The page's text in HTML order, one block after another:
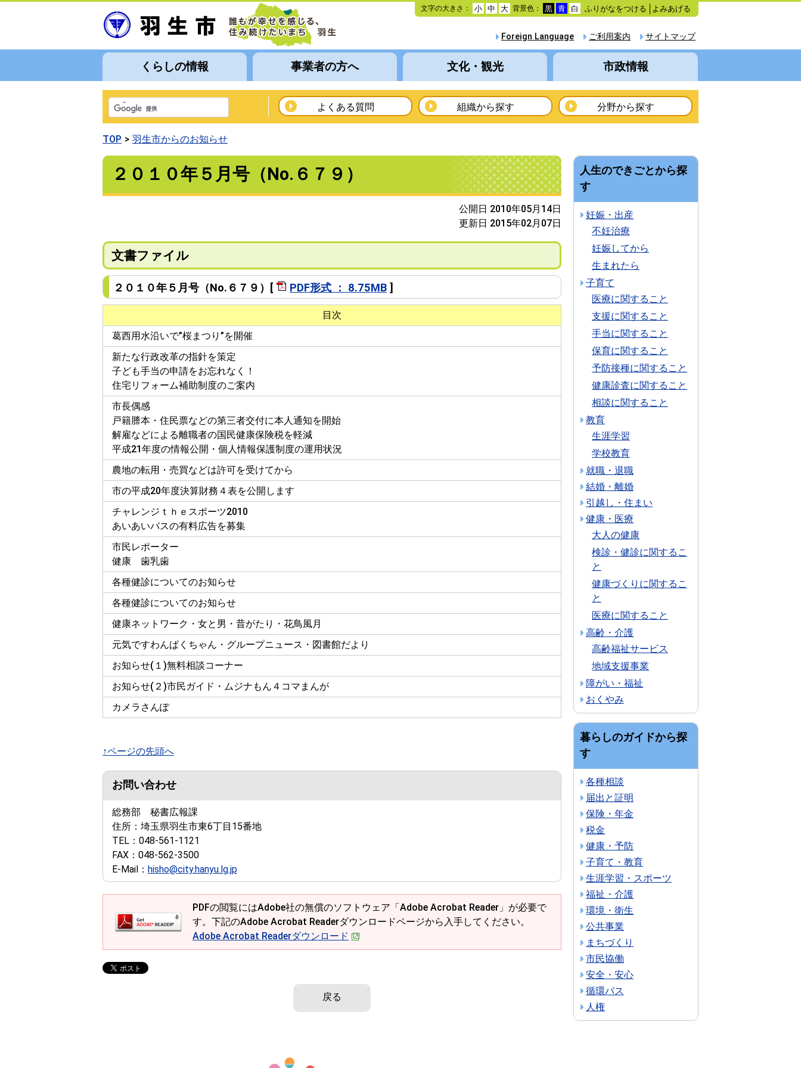
本
文
動
文字の大きさ： 小 中 大 背景色： 黒 青 白 ふりがなをつける よみあげる
サイトマップ
ご利用案内
Foreign Language
くらしの情報 事業者の方へ 文化・観光 市政情報
よくある質問 組織から探す 分野から探す
TOP 羽生市からのお知らせ
２０１０年５月号（No.６７９）
公開日 2010年05月14日
更新日 2015年02月07日
文書ファイル
２０１０年５月号（No.６７９）[ PDF形式 ： 8.75MB ]
目次
葛西用水沿いで”桜まつり”を開催
新たな行政改革の指針を策定
子ども手当の申請をお忘れなく！
住宅リフォーム補助制度のご案内
市長偶感
戸籍謄本・住民票などの第三者交付に本人通知を開始
解雇などによる離職者の国民健康保険税を軽減
平成21年度の情報公開・個人情報保護制度の運用状況
農地の転用・売買などは許可を受けてから
市の平成20年度決算財務４表を公開します
チャレンジｔｈｅスポーツ2010
あいあいバスの有料広告を募集
市民レポーター
健康 歯乳歯
各種健診についてのお知らせ
各種健診についてのお知らせ
健康ネットワーク・女と男・昔がたり・花鳥風月
元気ですわんぱくちゃん・グループニュース・図書館だより
お知らせ(１)無料相談コーナー
お知らせ(２)市民ガイド・ムジナもん４コマまんが
カメラさんぽ
↑ページの先頭へ
お問い合わせ
総務部 秘書広報課
住所： 埼玉県羽生市東6丁目15番地
TEL： 048-561-1121
FAX： 048-562-3500
E-Mail： hisho@city.hanyu.lg.jp
PDFの閲覧にはAdobe社の無償のソフトウェア「Adobe Acrobat Reader」が必要で
す。下記のAdobe Acrobat Readerダウンロードページから入手してください。
Adobe Acrobat Readerダウンロード
戻る
人生のできごとから探
す
妊娠・出産
不妊治療
妊娠してから
生まれたら
子育て
医療に関すること
支援に関すること
手当に関すること
保育に関すること
予防接種に関すること
健康診査に関すること
相談に関すること
教育
生涯学習
学校教育
就職・退職
結婚・離婚
引越し・住まい
健康・医療
大人の健康
検診・健診に関するこ
と
健康づくりに関するこ
と
医療に関すること
高齢・介護
高齢福祉サービス
地域支援事業
障がい・福祉
おくやみ
暮らしのガイドから探
す
各種相談
届出と証明
保険・年金
税金
健康・予防
子育て・教育
生涯学習・スポーツ
福祉・介護
環境・衛生
公共事業
まちづくり
市民協働
安全・安心
循環バス
人権